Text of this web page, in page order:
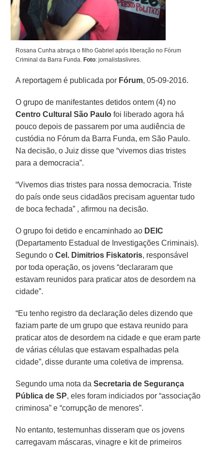
Rosana Cunha abraça o filho Gabriel após liberação no Fórum
Criminal da Barra Funda.Foto: jornalistaslivres.
A reportagem é publicada por Fórum, 05-09-2016.
O grupo de manifestantes detidos ontem (4) no
Centro Cultural São Paulo foi liberado agora há
pouco depois de passarem por uma audiência de
custódia no Fórum da Barra Funda, em São Paulo.
Na decisão, o Juiz disse que “vivemos dias tristes
para a democracia”.
“Vivemos dias tristes para nossa democracia. Triste
do país onde seus cidadãos precisam aguentar tudo
de boca fechada” , afirmou na decisão.
O grupo foi detido e encaminhado ao DEIC
(Departamento Estadual de Investigações Criminais).
Segundo oCel. Dimitrios Fiskatoris, responsável
por toda operação, os jovens “declararam que
estavam reunidos para praticar atos de desordem na
cidade”.
“Eu tenho registro da declaração deles dizendo que
faziam parte de um grupo que estava reunido para
praticar atos de desordem na cidade e que eram parte
de várias células que estavam espalhadas pela
cidade”, disse durante uma coletiva de imprensa.
Segundo uma nota daSecretaria de Segurança
Pública de SP, eles foram indiciados por “associação
criminosa” e “corrupção de menores”.
No entanto, testemunhas disseram que os jovens
carregavam máscaras, vinagre e kit de primeiros